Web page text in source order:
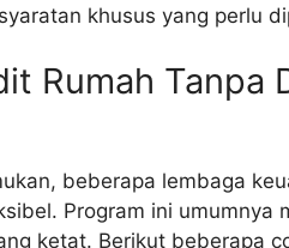
khusus yang perlu
Rumah Tanpa
beberapa lembaga
Program ini umumnya
ketat. Berikut beberapa